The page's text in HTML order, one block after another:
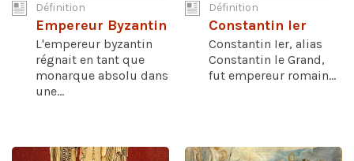
Définition
Empereur Byzantin
L'empereur byzantin
régnait en tant que
monarque absolu dans
une...
Définition
Constantin Ier
Constantin Ier, alias
Constantin le Grand,
fut empereur romain...